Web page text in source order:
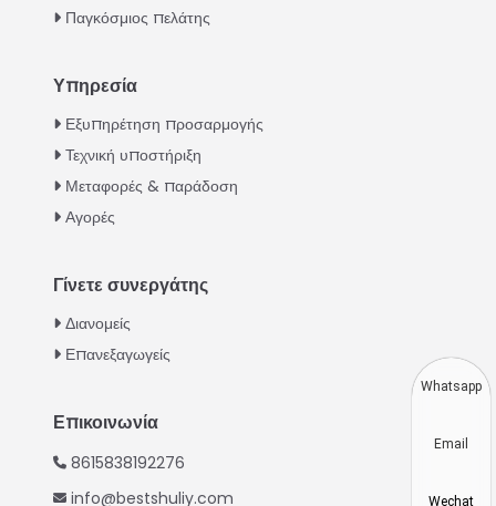
Παγκόσμιος πελάτης
Υπηρεσία
Εξυπηρέτηση προσαρμογής
Τεχνική υποστήριξη
Μεταφορές & παράδοση
Αγορές
Γίνετε συνεργάτης
Διανομείς
Επανεξαγωγείς
Επικοινωνία
8615838192276
info@bestshuliy.com
Turkish
Swahili
Urdu
Italian
Whatsapp
Email
Wechat